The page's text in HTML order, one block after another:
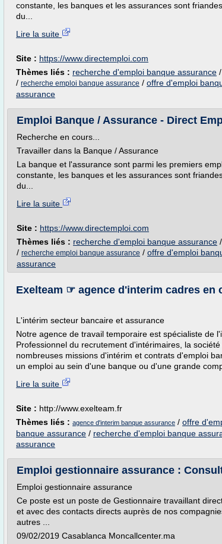
constante, les banques et les assurances sont
du...
Lire la suite
Site : https://www.directemploi.com
Thèmes liés : recherche d'emploi banque assurance /
/ recherche emploi banque assurance / offre d'emploi
assurance
Emploi Banque / Assurance - Direct
Recherche en cours...
Travailler dans la Banque / Assurance
La banque et l'assurance sont parmi les premiers
constante, les banques et les assurances sont
du...
Lire la suite
Site : https://www.directemploi.com
Thèmes liés : recherche d'emploi banque assurance /
/ recherche emploi banque assurance / offre d'emploi
assurance
Exelteam ☞ agence d'interim cadres en
L'intérim secteur bancaire et assurance
Notre agence de travail temporaire est spécialiste de
Professionnel du recrutement d'intérimaires, la
nombreuses missions d'intérim et contrats d'emploi
un emploi au sein d'une banque ou d'une grande
Lire la suite
Site : http://www.exelteam.fr
Thèmes liés : agence d'interim banque assurance / offre
banque assurance / recherche d'emploi banque
assurance
Emploi gestionnaire assurance :
Emploi gestionnaire assurance
Ce poste est un poste de Gestionnaire travaillant
et avec des contacts directs auprès de nos
autres ...
09/02/2019 Casablanca Moncallcenter.ma